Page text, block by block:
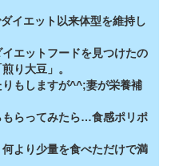
イエット以来体型を維持し
エットフードを見つけたの
り大豆」。
もしますが^^;妻が栄養補
らってみたら…食感ポリポ
より少量を食べただけで満